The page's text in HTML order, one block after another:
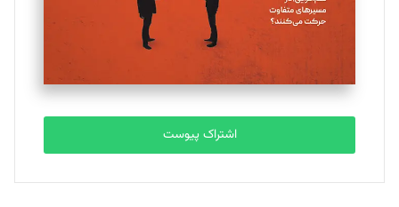
تحریریه
مصطفی مسجدی آرانی
تحریریه
بابک نقاش
تحریریه
اشتراک پیوست